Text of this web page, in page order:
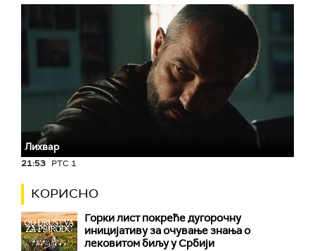
Лихвар
21:53 РТС 1
КОРИСНО
Горки лист покреће дугорочну
иницијативу за очување знања о
лековитом биљу у Србији